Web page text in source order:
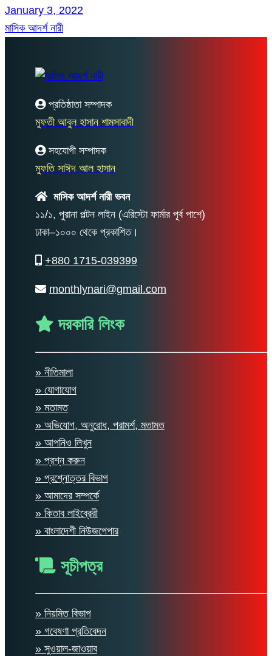
January 3, 2022
মাসিক আদর্শ নারী
প্রতিষ্ঠাতা সম্পাদক
মুফতী আবুল হাসান শামসাবাদী
সহযোগী সম্পাদক
মুফতি সাঈদ আল হাসান
মাসিক আদর্শ নারী ভবন
১১/১, পুরানা পল্টন লাইন (এরিস্টো ফার্মার পূর্ব পাশে)
ঢাকা–১০০০ থেকে প্রকাশিত।
+880 1715-039399
monthlynari@gmail.com
দরকারি লিংক
» নীতিমালা
» যোগাযোগ
» মতামত
» অভিযোগ, অনুরোধ, পরামর্শ, মতামত
» আপনিও লিখুন
» প্রশ্ন করুন
» প্রশ্নোত্তর বিভাগ
» আমাদের সম্পর্কে
» কিতাব লাইব্রেরী
» বাংলাদেশী নিউজপেপার
সূচীপত্র
» নিয়মিত বিভাগ
» গবেষণা প্রতিবেদন
» সুওয়াল-জাওয়াব